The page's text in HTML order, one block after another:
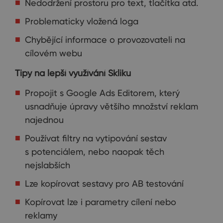
Nedodržení prostoru pro text, tlačítka atd.
Problematicky vložená loga
Chybějící informace o provozovateli na
cílovém webu
Tipy na lepší využívání Skliku
Propojit s Google Ads Editorem, který
usnadňuje úpravy většího množství reklam
najednou
Používat filtry na vytipování sestav
s potenciálem, nebo naopak těch
nejslabších
Lze kopírovat sestavy pro AB testování
Kopírovat lze i parametry cílení nebo
reklamy